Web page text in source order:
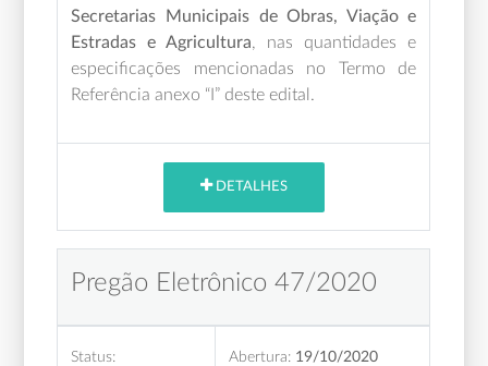
Secretarias Municipais de Obras, Viação e
Estradas e Agricultura, nas quantidades e
especificações mencionadas no Termo de
Referência anexo “I” deste edital.
DETALHES
Pregão Eletrônico 47/2020
Status:
Abertura: 19/10/2020